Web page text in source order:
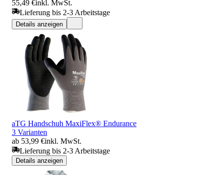
55,49 €inkl. MwSt.
Lieferung bis 2-3 Arbeitstage
Details anzeigen
aTG Handschuh MaxiFlex® Endurance
3 Varianten
ab 53,99 €inkl. MwSt.
Lieferung bis 2-3 Arbeitstage
Details anzeigen